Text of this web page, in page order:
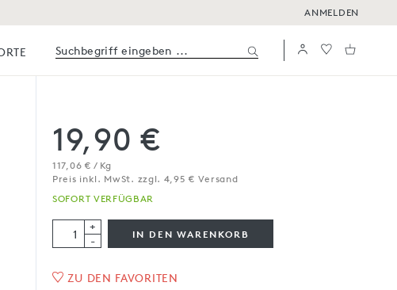
ANMELDEN
SOFORT VERFÜGBAR
19,90 €
117,06 € / Kg
Preis inkl. MwSt. zzgl. 4,95 € Versand
+
-
IN DEN WARENKORB
ZU DEN FAVORITEN